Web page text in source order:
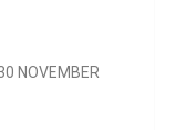
NOVEMBER